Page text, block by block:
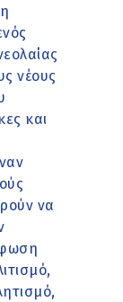
νέους
και
να